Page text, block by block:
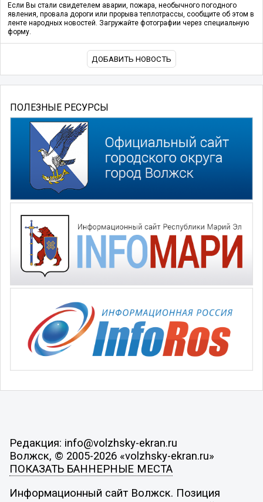
Если Вы стали свидетелем аварии, пожара, необычного погодного
явления, провала дороги или прорыва теплотрассы, сообщите об этом в
ленте народных новостей. Загружайте фотографии через специальную
форму.
ДОБАВИТЬ НОВОСТЬ
ПОЛЕЗНЫЕ РЕСУРСЫ
Редакция: info@volzhsky-ekran.ru
Волжск, © 2005-2026 «volzhsky-ekran.ru»
ПОКАЗАТЬ БАННЕРНЫЕ МЕСТА
Информационный сайт Волжск. Позиция